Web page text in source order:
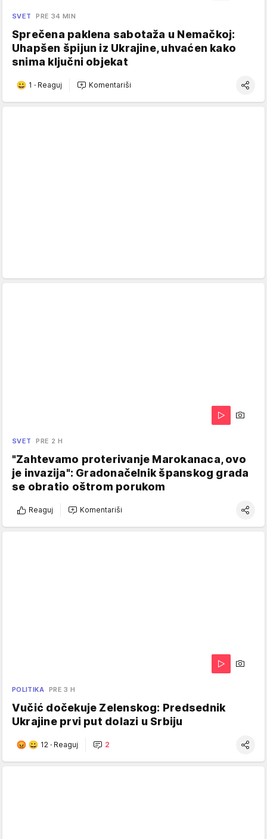
SVET PRE 34 MIN
Sprečena paklena sabotaža u Nemačkoj:
Uhapšen špijun iz Ukrajine, uhvaćen kako
snima ključni objekat
1 · Reaguj Komentariši
SVET PRE 2 H
"Zahtevamo proterivanje Marokanaca, ovo
je invazija": Gradonačelnik španskog grada
se obratio oštrom porukom
Reaguj Komentariši
POLITIKA PRE 3 H
Vučić dočekuje Zelenskog: Predsednik
Ukrajine prvi put dolazi u Srbiju
12 · Reaguj 2